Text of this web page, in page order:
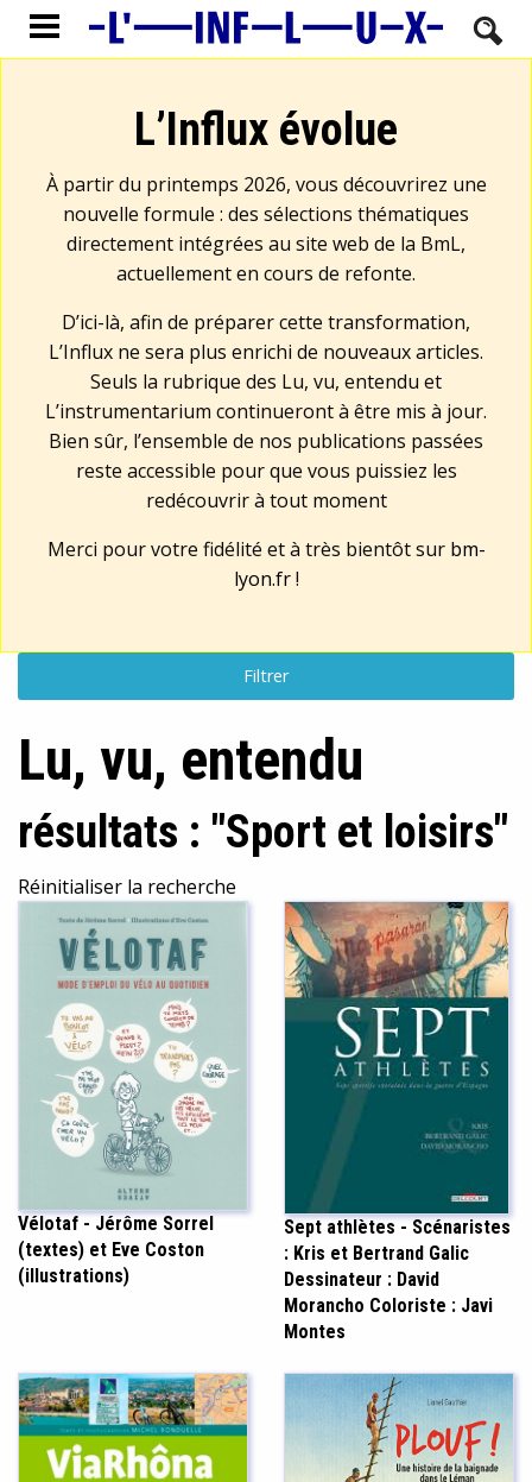
L’Influx évolue
À partir du printemps 2026, vous découvrirez une
nouvelle formule : des sélections thématiques
directement intégrées au site web de la BmL,
actuellement en cours de refonte.
D’ici-là, afin de préparer cette transformation,
L’Influx ne sera plus enrichi de nouveaux articles.
Seuls la rubrique des Lu, vu, entendu et
L’instrumentarium continueront à être mis à jour.
Bien sûr, l’ensemble de nos publications passées
reste accessible pour que vous puissiez les
redécouvrir à tout moment
Merci pour votre fidélité et à très bientôt sur bm-
lyon.fr!
Filtrer
Lu, vu, entendu
résultats : "Sport et loisirs"
Réinitialiser la recherche
Vélotaf - Jérôme Sorrel
(textes) et Eve Coston
(illustrations)
Sept athlètes - Scénaristes
: Kris et Bertrand Galic
Dessinateur : David
Morancho Coloriste : Javi
Montes